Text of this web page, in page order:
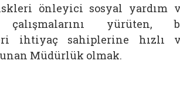
önleyici sosyal yardım
yürüten,
ihtiyaç sahiplerine hızlı
Müdürlük olmak.